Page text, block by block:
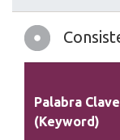
Palabra Clave
(Keyword)